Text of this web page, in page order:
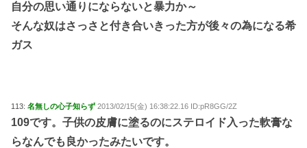
自分の思い通りにならないと暴力か～
そんな奴はさっさと付き合いきった方が後々の為になる希
ガス
113: 名無しの心子知らず 2013/02/15(金) 16:38:22.16 ID:pR8GG/2Z
109です。子供の皮膚に塗るのにステロイド入った軟膏な
らなんでも良かったみたいです。